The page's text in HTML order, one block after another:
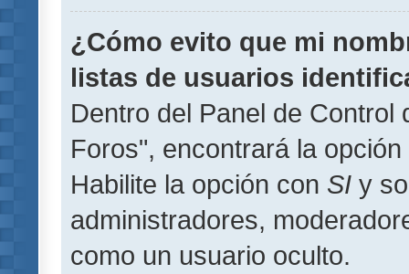
¿Cómo evito que mi
listas de usuarios
Dentro del Panel de
Foros", encontrará la opción
Habilite la opción con SI y
administradores,
como un usuario oculto.